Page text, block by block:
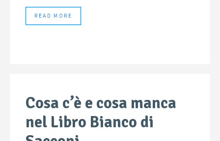
READ MORE
Cosa c’è e cosa manca
nel Libro Bianco di